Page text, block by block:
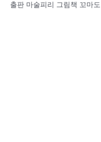
출판 마술피리 그림책 꼬마